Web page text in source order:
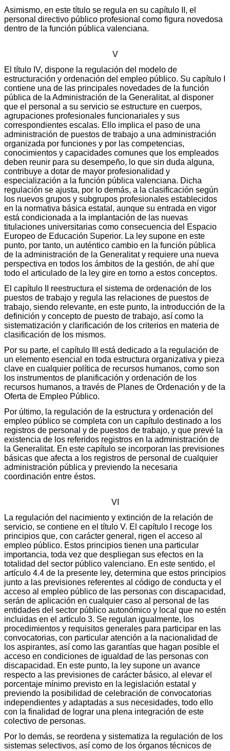
Asimismo, en este título se regula en su capítulo II, el
personal directivo público profesional como figura novedosa
dentro de la función pública valenciana.
V
El título IV, dispone la regulación del modelo de
estructuración y ordenación del empleo público. Su capítulo I
contiene una de las principales novedades de la función
pública de la Administración de la Generalitat, al disponer
que el personal a su servicio se estructure en cuerpos,
agrupaciones profesionales funcionariales y sus
correspondientes escalas. Ello implica el paso de una
administración de puestos de trabajo a una administración
organizada por funciones y por las competencias,
conocimientos y capacidades comunes que los empleados
deben reunir para su desempeño, lo que sin duda alguna,
contribuye a dotar de mayor profesionalidad y
especialización a la función pública valenciana. Dicha
regulación se ajusta, por lo demás, a la clasificación según
los nuevos grupos y subgrupos profesionales establecidos
en la normativa básica estatal, aunque su entrada en vigor
está condicionada a la implantación de las nuevas
titulaciones universitarias como consecuencia del Espacio
Europeo de Educación Superior. La ley supone en este
punto, por tanto, un auténtico cambio en la función pública
de la administración de la Generalitat y requiere una nueva
perspectiva en todos los ámbitos de la gestión, de ahí que
todo el articulado de la ley gire en torno a estos conceptos.
El capítulo II reestructura el sistema de ordenación de los
puestos de trabajo y regula las relaciones de puestos de
trabajo, siendo relevante, en este punto, la introducción de la
definición y concepto de puesto de trabajo, así como la
sistematización y clarificación de los criterios en materia de
clasificación de los mismos.
Por su parte, el capítulo III está dedicado a la regulación de
un elemento esencial en toda estructura organizativa y pieza
clave en cualquier política de recursos humanos, como son
los instrumentos de planificación y ordenación de los
recursos humanos, a través de Planes de Ordenación y de la
Oferta de Empleo Público.
Por último, la regulación de la estructura y ordenación del
empleo público se completa con un capítulo destinado a los
registros de personal y de puestos de trabajo, y que prevé la
existencia de los referidos registros en la administración de
la Generalitat. En este capítulo se incorporan las previsiones
básicas que afecta a los registros de personal de cualquier
administración pública y previendo la necesaria
coordinación entre éstos.
VI
La regulación del nacimiento y extinción de la relación de
servicio, se contiene en el título V. El capítulo I recoge los
principios que, con carácter general, rigen el acceso al
empleo público. Estos principios tienen una particular
importancia, toda vez que despliegan sus efectos en la
totalidad del sector público valenciano. En este sentido, el
artículo 4.4 de la presente ley, determina que estos principios
junto a las previsiones referentes al código de conducta y el
acceso al empleo público de las personas con discapacidad,
serán de aplicación en cualquier caso al personal de las
entidades del sector público autonómico y local que no estén
incluidas en el artículo 3. Se regulan igualmente, los
procedimientos y requisitos generales para participar en las
convocatorias, con particular atención a la nacionalidad de
los aspirantes, así como las garantías que hagan posible el
acceso en condiciones de igualdad de las personas con
discapacidad. En este punto, la ley supone un avance
respecto a las previsiones de carácter básico, al elevar el
porcentaje mínimo previsto en la legislación estatal y
previendo la posibilidad de celebración de convocatorias
independientes y adaptadas a sus necesidades, todo ello
con la finalidad de lograr una plena integración de este
colectivo de personas.
Por lo demás, se reordena y sistematiza la regulación de los
sistemas selectivos, así como de los órganos técnicos de